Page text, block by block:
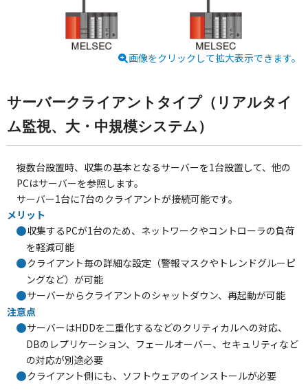
画像をクリックして拡大表示できます。
サーバークライアントタイプ（リアルタイ
ム監視、大・中規模システム）
複数台設置時、収集の基本となるサーバーを1台設置して、他の
PCはサーバーを参照します。
サーバー1台に7台のクライアントが接続可能です。
メリット
収集するPCが1台のため、ネットワークやコントローラの負荷
を軽減可能
クライアント毎の詳細な設定（警報マスクやトレンドグルーピ
ングなど）が可能
サーバーからクライアントのシャットダウン、再起動が可能
注意点
サーバーはHDDを二重化するなどのクリティカルへの対応、
DBのレプリケーション、フェールオーバー、セキュリティなど
の対応が別途必要
クライアント側にも、ソフトウェアのインストールが必要